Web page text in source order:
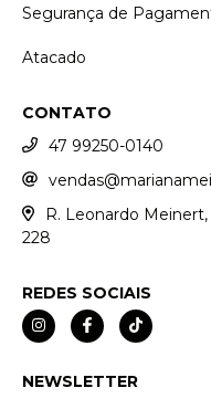
Segurança de
Atacado
CONTATO
47 99250-0140
R. Leonardo Meinert,
228
REDES SOCIAIS
NEWSLETTER